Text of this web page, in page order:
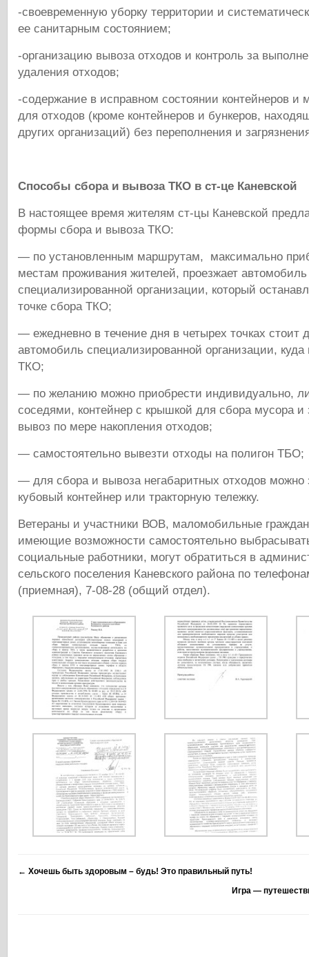
-своевременную уборку территории и
ее санитарным состоянием;
-организацию вывоза отходов и контроль за
удаления отходов;
-содержание в исправном состоянии контейнеров и
для отходов (кроме контейнеров и бункеров,
других организаций) без переполнения и
Способы сбора и вывоза ТКО в ст-це Каневской
В настоящее время жителям ст-цы Каневской
формы сбора и вывоза ТКО:
— по установленным маршрутам, максимально
местам проживания жителей, проезжает
специализированной организации, который
точке сбора ТКО;
— ежедневно в течение дня в четырех точках стоит
автомобиль специализированной организации,
ТКО;
— по желанию можно приобрести индивидуально,
соседями, контейнер с крышкой для сбора мусора и
вывоз по мере накопления отходов;
— самостоятельно вывезти отходы на полигон ТБО;
— для сбора и вывоза негабаритных отходов можно
кубовый контейнер или тракторную тележку.
Ветераны и участники ВОВ, маломобильные
имеющие возможности самостоятельно
социальные работники, могут обратиться в
сельского поселения Каневского района по
(приемная), 7-08-28 (общий отдел).
← Хочешь быть здоровым – будь! Это правильный путь!
Игра —